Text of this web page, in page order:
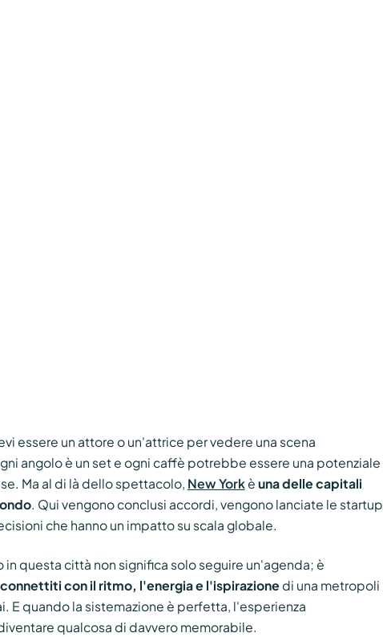
essere un attore o un'attrice per vedere una scena
angolo è un set e ogni caffè potrebbe essere una potenziale
Ma al di là dello spettacolo, New Yorkè una delle capitali
. Qui vengono conclusi accordi, vengono lanciate le startup
che hanno un impatto su scala globale.
in questa città non significa solo seguire un'agenda; è
connettiti con il ritmo, l'energia e l'ispirazione di una metropoli
E quando la sistemazione è perfetta, l'esperienza
qualcosa di davvero memorabile.